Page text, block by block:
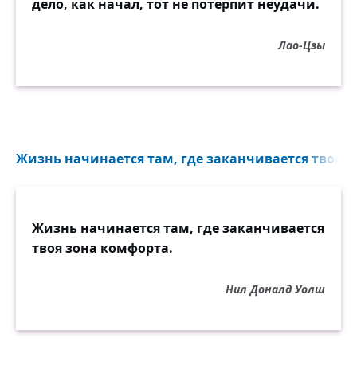
дело, как начал, тот не потерпит неудачи.
Лао-Цзы
Жизнь начинается там, где заканчивается твоя
Жизнь начинается там, где заканчивается
твоя зона комфорта.
Нил Доналд Уолш